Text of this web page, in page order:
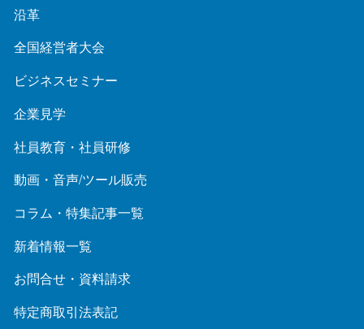
沿革
全国経営者大会
ビジネスセミナー
企業見学
社員教育・社員研修
動画・音声/ツール販売
コラム・特集記事一覧
新着情報一覧
お問合せ・資料請求
特定商取引法表記